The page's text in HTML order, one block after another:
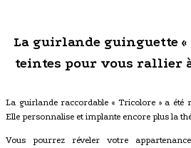
La guirlande guinguette
teintes pour vous rallier
La guirlande raccordable « Tricolore » a été
Elle personnalise et implante encore plus la
Vous pourrez réveler votre